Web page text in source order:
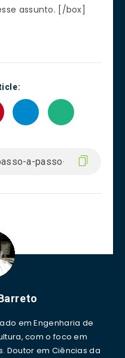
assunto. [/box]
em Engenharia de
com o foco em
Doutor em Ciências da